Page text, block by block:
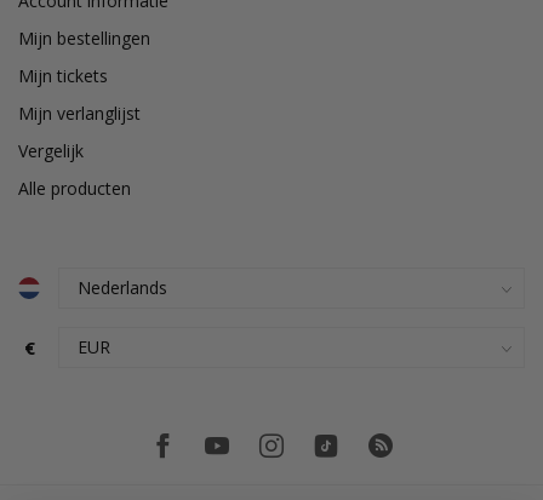
Mijn bestellingen
Mijn tickets
Mijn verlanglijst
Vergelijk
Alle producten
€